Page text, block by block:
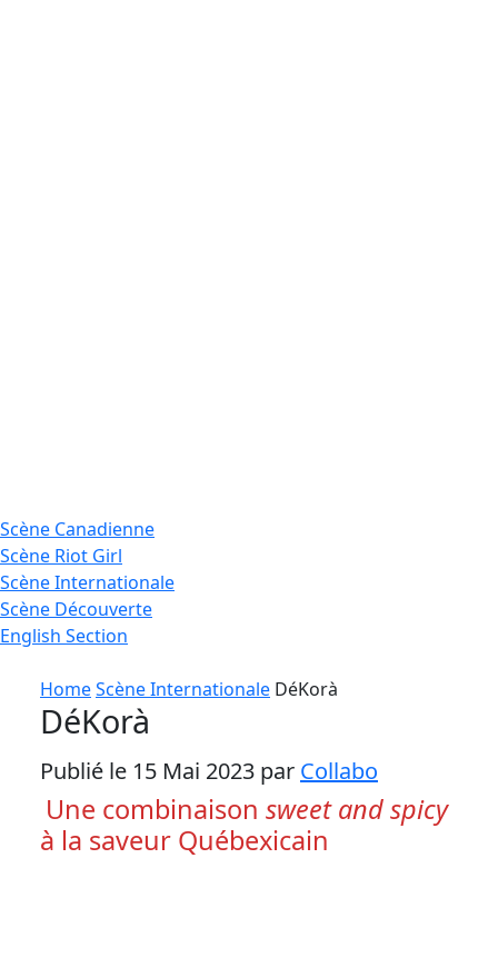
Scène Canadienne
Scène Riot Girl
ScèneInternationale
Scène Découverte
English Section
HomeScène Internationale DéKorà
DéKorà
Publié le 15 Mai 2023 par Collabo
Une combinaison sweet and spicy
à la saveur Québexicain